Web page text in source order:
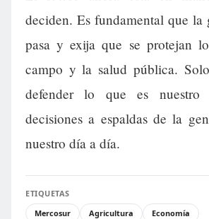
deciden. Es fundamental que la
pasa y exija que se protejan
campo y la salud pública.
defender lo que es
decisiones a espaldas de la
nuestro día a día.
ETIQUETAS
Mercosur
Agricultura
Economía